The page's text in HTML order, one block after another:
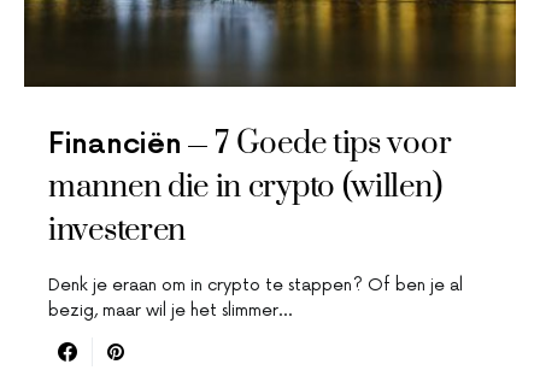
Financiën
7 Goede tips voor
mannen die in crypto (willen)
investeren
Denk je eraan om in crypto te stappen? Of ben je al
bezig, maar wil je het slimmer…